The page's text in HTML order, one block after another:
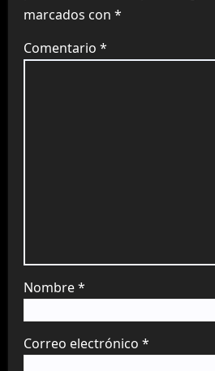
marcados con *
Comentario *
Nombre*
Correo electrónico *